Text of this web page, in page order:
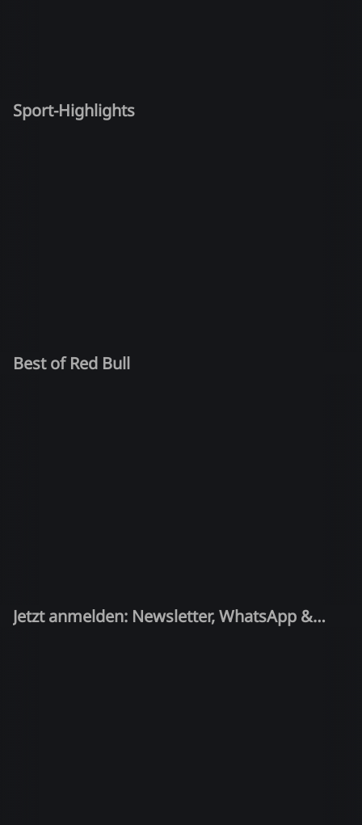
Sport-Highlights
Best of Red Bull
Jetzt anmelden: Newsletter, WhatsApp &